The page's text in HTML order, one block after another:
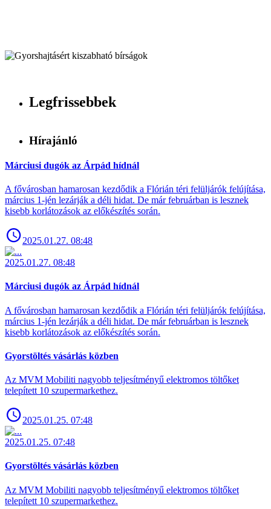
Legfrissebbek
Hírajánló
Márciusi dugók az Árpád hídnál
A fővárosban hamarosan kezdődik a Flórián téri felüljárók felújítása,
március 1-jén lezárják a déli hidat. De már februárban is lesznek
kisebb korlátozások az előkészítés során.
2025.01.27. 08:48
2025.01.27. 08:48
Márciusi dugók az Árpád hídnál
A fővárosban hamarosan kezdődik a Flórián téri felüljárók felújítása,
március 1-jén lezárják a déli hidat. De már februárban is lesznek
kisebb korlátozások az előkészítés során.
Gyorstöltés vásárlás közben
Az MVM Mobiliti nagyobb teljesítményű elektromos töltőket
telepített 10 szupermarkethez.
2025.01.25. 07:48
2025.01.25. 07:48
Gyorstöltés vásárlás közben
Az MVM Mobiliti nagyobb teljesítményű elektromos töltőket
telepített 10 szupermarkethez.